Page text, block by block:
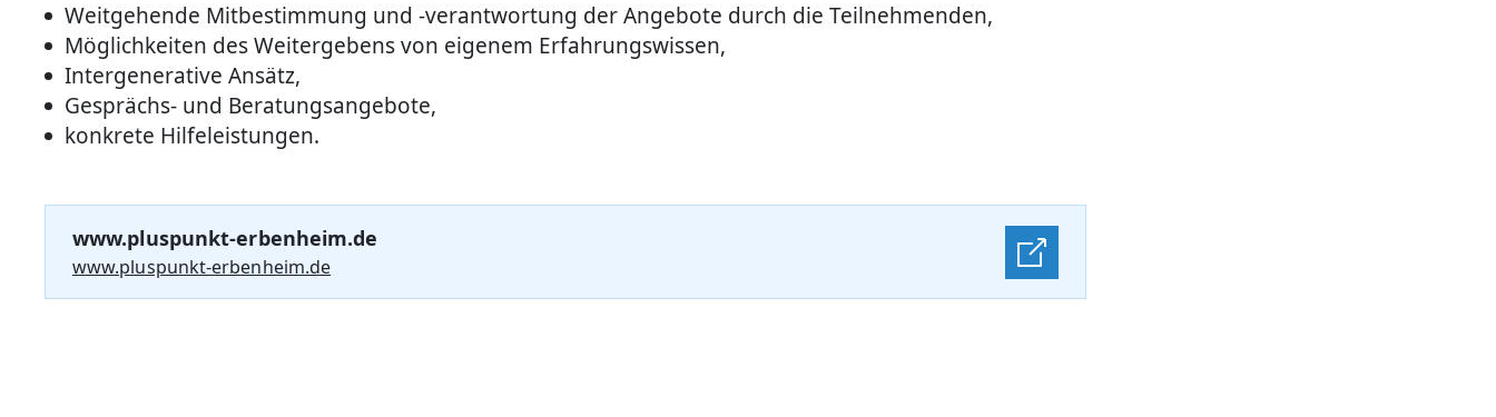
Weitgehende Mitbestimmung und -verantwortung der Angebote durch die Teilnehmenden,
Möglichkeiten des Weitergebens von eigenem Erfahrungswissen,
Intergenerative Ansätz,
Gesprächs- und Beratungsangebote,
konkrete Hilfeleistungen.
www.pluspunkt-erbenheim.de
www.pluspunkt-erbenheim.de